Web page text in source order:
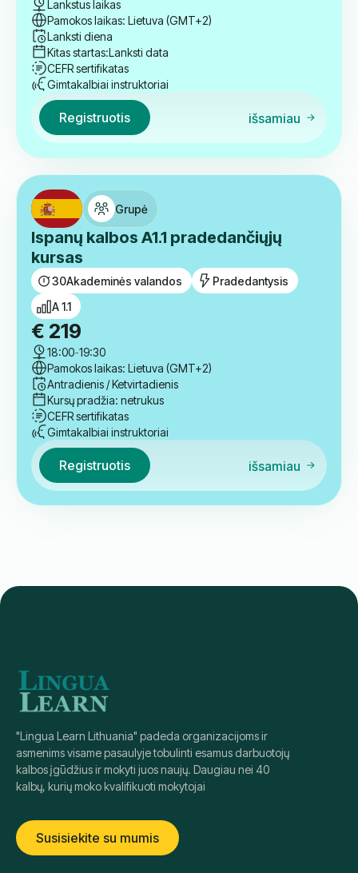
Privatus
Ispanų kalbos privati valandinė 1-on-1
pamoka
1Valanda A 1.1-B 2.1
€38
Pamokos laikas: Lietuva (GMT+2)
Lanksti diena
Kitas startas:Lanksti data
CEFR sertifikatas
Gimtakalbiai instruktoriai
Registruotis išsamiau
Grupė
Ispanų kalbos A1.1 pradedančiųjų
kursas
Akademinės valandos
A 1.1
€219